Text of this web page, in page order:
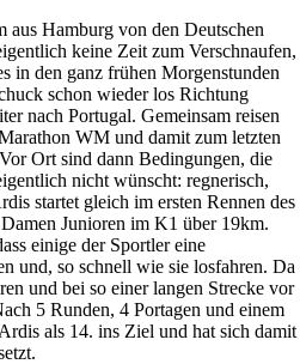
aus Hamburg von den Deutschen
keine Zeit zum Verschnaufen,
in den ganz frühen Morgenstunden
schon wieder los Richtung
nach Portugal. Gemeinsam reisen
WM und damit zum letzten
Ort sind dann Bedingungen, die
nicht wünscht: regnerisch,
startet gleich im ersten Rennen des
Junioren im K1 über 19km.
einige der Sportler eine
und, so schnell wie sie losfahren. Da
und bei so einer langen Strecke vor
5 Runden, 4 Portagen und einem
als 14. ins Ziel und hat sich damit